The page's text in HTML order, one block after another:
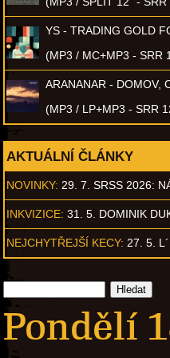
YS - TRADING GOLD
(MP3 / MC+MP3 - SRR
ARANANAR - DOMOV,
(MP3 / LP+MP3 - SRR
AKTUÁLNÍ ČLÁNKY
NOVINKY: 29. 7. SRSS 2026:
INKVIZICE: 31. 5. DOMINIK
NEJCHYTŘEJŠÍ KECY: 27. 5.
Pondělí